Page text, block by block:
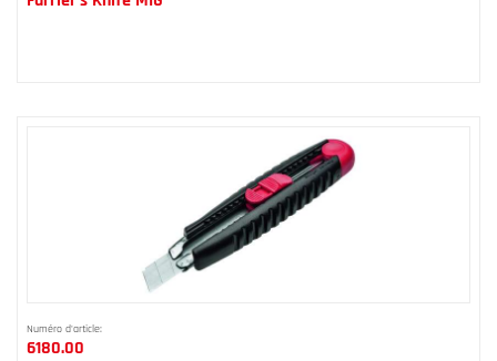
Numéro d'article:
6180.00